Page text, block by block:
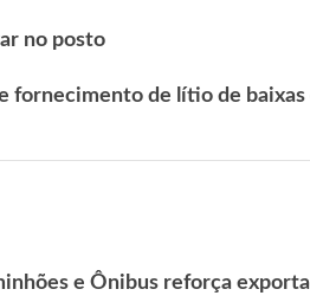
no posto
fornecimento de lítio de
e Ônibus reforça